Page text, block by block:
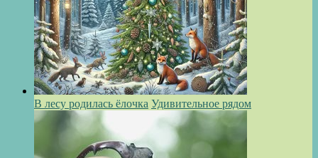
В лесу родилась ёлочка Удивительное рядом